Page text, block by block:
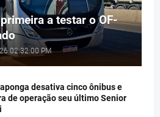
a testar o OF-
02:32:00 PM
desativa cinco ônibus e
de operação seu último Senior